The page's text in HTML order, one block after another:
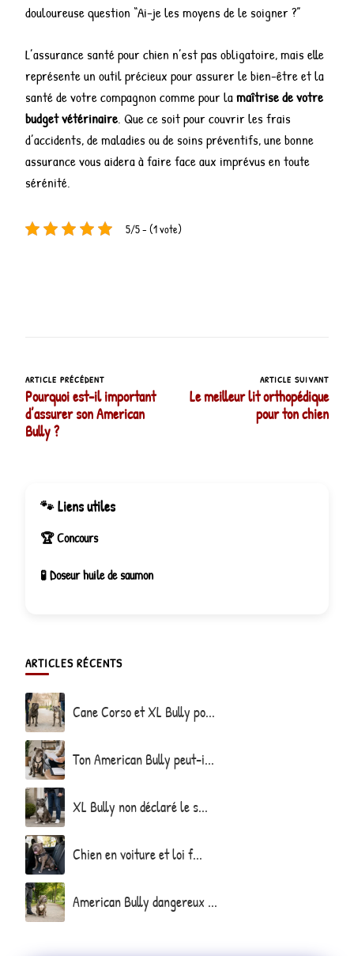
douloureuse question “Ai-je les moyens de le soigner ?”
L’assurance santé pour chien n’est pas obligatoire, mais elle
représente un outil précieux pour assurer le bien-être et la
santé de votre compagnon comme pour lamaîtrise de votre
budget vétérinaire . Que ce soit pour couvrir les frais
d’accidents, de maladies ou de soins préventifs, une bonne
assurance vous aidera à faire face aux imprévus en toute
sérénité.
5/5 - (1 vote)
Navigation
d’article
ARTICLE PRÉCÉDENT
Pourquoi est-il important
d’assurer son American
Bully ?
ARTICLE SUIVANT
Le meilleur lit orthopédique
pour ton chien
🐾 Liens utiles
🏆 Concours
🧪 Doseur huile de saumon
ARTICLES RÉCENTS
Cane Corso et XL Bully po...
Ton American Bully peut-i...
XL Bully non déclaré le s...
Chien en voiture et loi f...
American Bully dangereux ...